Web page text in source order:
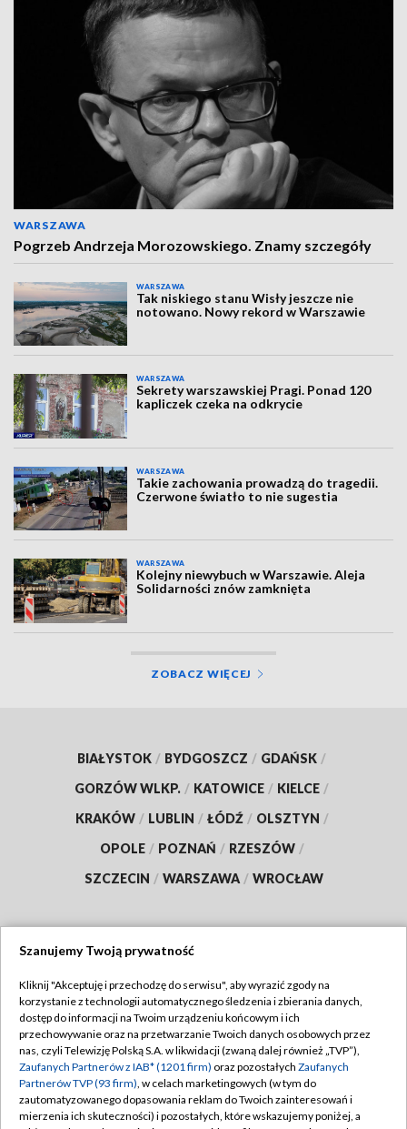
WARSZAWA
Pogrzeb Andrzeja Morozowskiego. Znamy szczegóły
WARSZAWA
Tak niskiego stanu Wisły jeszcze nie
notowano. Nowy rekord w Warszawie
WARSZAWA
Sekrety warszawskiej Pragi. Ponad 120
kapliczek czeka na odkrycie
WARSZAWA
Takie zachowania prowadzą do tragedii.
Czerwone światło to nie sugestia
WARSZAWA
Kolejny niewybuch w Warszawie. Aleja
Solidarności znów zamknięta
ZOBACZ WIĘCEJ
BIAŁYSTOK / BYDGOSZCZ / GDAŃSK /
GORZÓW WLKP. / KATOWICE / KIELCE /
KRAKÓW / LUBLIN / ŁÓDŹ / OLSZTYN /
OPOLE / POZNAŃ / RZESZÓW /
SZCZECIN / WARSZAWA / WROCŁAW
TVP
Abonament TVP
Emisja w TVP
Centrum informacji TVP
Naziemna Telewizja Cyfrowa
Regulamin TVP
Polityka prywatności
Moje zgody
Szanujemy Twoją prywatność
Kliknij "Akceptuję i przechodzę do serwisu", aby wyrazić zgody na
korzystanie z technologii automatycznego śledzenia i zbierania danych,
dostęp do informacji na Twoim urządzeniu końcowym i ich
przechowywanie oraz na przetwarzanie Twoich danych osobowych przez
nas, czyli Telewizję Polską S.A. w likwidacji (zwaną dalej również „TVP”),
Zaufanych Partnerów z IAB* (1201 firm) oraz pozostałych Zaufanych
Partnerów TVP (93 firm), w celach marketingowych (w tym do
zautomatyzowanego dopasowania reklam do Twoich zainteresowań i
mierzenia ich skuteczności) i pozostałych, które wskazujemy poniżej, a